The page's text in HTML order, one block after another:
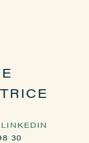
LINKEDIN
30